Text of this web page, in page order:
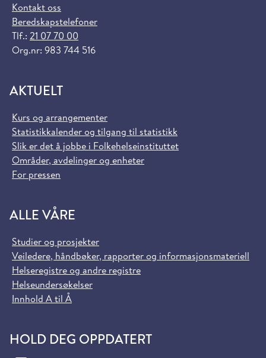
Kontakt oss
Beredskapstelefoner
Tlf.: 21 07 70 00
Org.nr: 983 744 516
AKTUELT
Kurs og arrangementer
Statistikkalender og tilgang til statistikk
Slik er det å jobbe i Folkehelseinstituttet
Områder, avdelinger og enheter
For pressen
ALLE VÅRE
Studier og prosjekter
Veiledere, håndbøker, rapporter og informasjonsmateriell
Helseregistre og andre registre
Helseundersøkelser
Innhold A til Å
HOLD DEG OPPDATERT